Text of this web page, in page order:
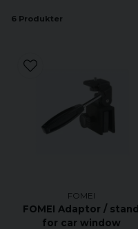
6 Produkter
FOMEI
FOMEI Adaptor / stand
for car window